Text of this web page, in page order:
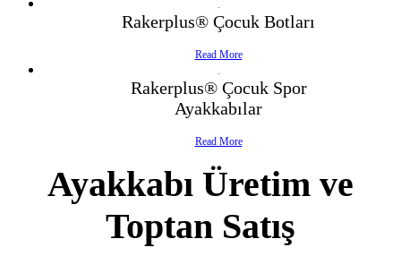
- Çocuk Spor Ayakkabı
- Klasik Çocuk Ayakkabı
- Çocuk Sandalet
- İlk Adım & Bebek Ayakkabı
Rakerplus® Çocuk Botları
Read More
Rakerplus® Çocuk Spor
Ayakkabılar
Read More
Ayakkabı Üretim ve
Toptan Satış